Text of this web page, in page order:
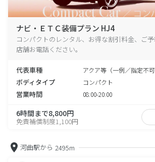
ナビ・ＥＴＣ装備プラン HJ4
コンパクトのレンタル、お得な割引料金、ご
店舗お電話ください。
代表車種 アクア等（一例／指定不可
ボディタイプ コンパクト
営業時間 08:00-20:00
6時間まで8,800円
免責補償制度1,100円
河曲駅から 2495m